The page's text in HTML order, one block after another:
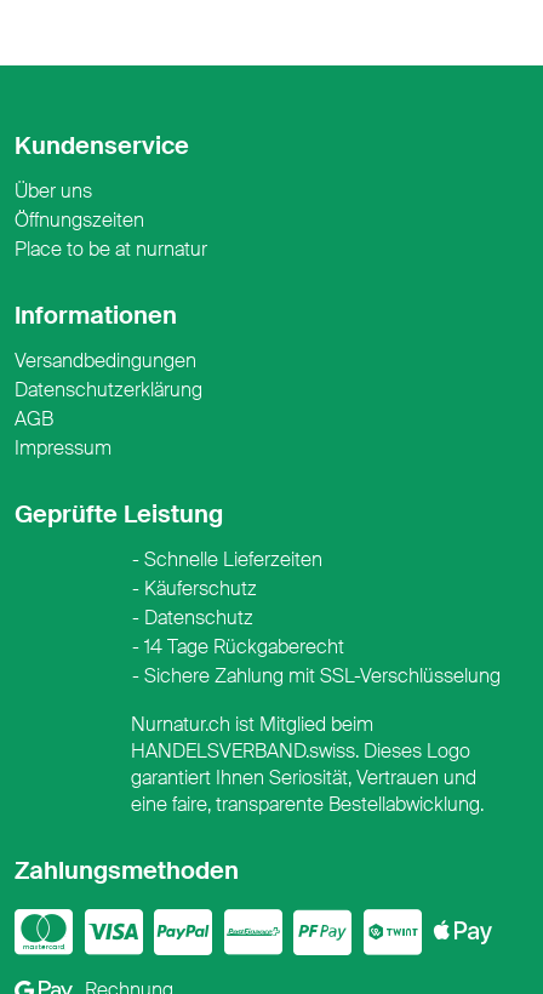
Kundenservice
Über uns
Öffnungszeiten
Place to be at nurnatur
Informationen
Versandbedingungen
Datenschutzerklärung
AGB
Impressum
Geprüfte Leistung
Schnelle Lieferzeiten
Käuferschutz
Datenschutz
14 Tage Rückgaberecht
Sichere Zahlung mit SSL-Verschlüsselung
Zahlungsmethoden
Mastercard
VisaPayPal
PostFinance
Twint
Google Pay
Nurnatur.ch ist Mitglied beim
HANDELSVERBAND.swiss. Dieses Logo
garantiert Ihnen Seriosität, Vertrauen und
eine faire, transparente Bestellabwicklung.